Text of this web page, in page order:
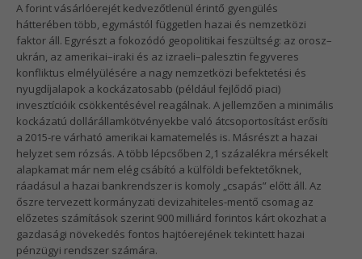
A forint vásárlóerejét kedvezőtlenül érintő gyengülés
hátterében több, egymástól független hazai és nemzetközi
faktor áll. Egyrészt a fokozódó geopolitikai feszültség: az orosz–
ukrán, az amerikai–iraki és az izraeli–palesztin fegyveres
konfliktus elmélyülésére a nagy nemzetközi befektetési és
nyugdíjalapok a kockázatosabb (például fejlődő piaci)
invesztícióik csökkentésével reagálnak. A jellemzően a minimális
kockázatú dollárállamkötvényekbe való átcsoportosítást erősíti
a 2015-re várható amerikai kamatemelés is. Másrészt a hazai
helyzet sem rózsás. A több lépcsőben 2,1 százalékra mérsékelt
alapkamat már nem elég csábító a külföldi befektetőknek,
ráadásul a hazai bankrendszer is komoly „csapás” előtt áll. Az
őszre tervezett kormányzati devizahiteles-mentő csomag az
előzetes számítások szerint 900 milliárd forintos kárt okozhat a
gazdasági növekedés fontos hajtóerejének tekintett hazai
pénzügyi rendszer számára.